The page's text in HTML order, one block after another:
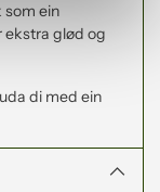
som ein
glød og
di med ein